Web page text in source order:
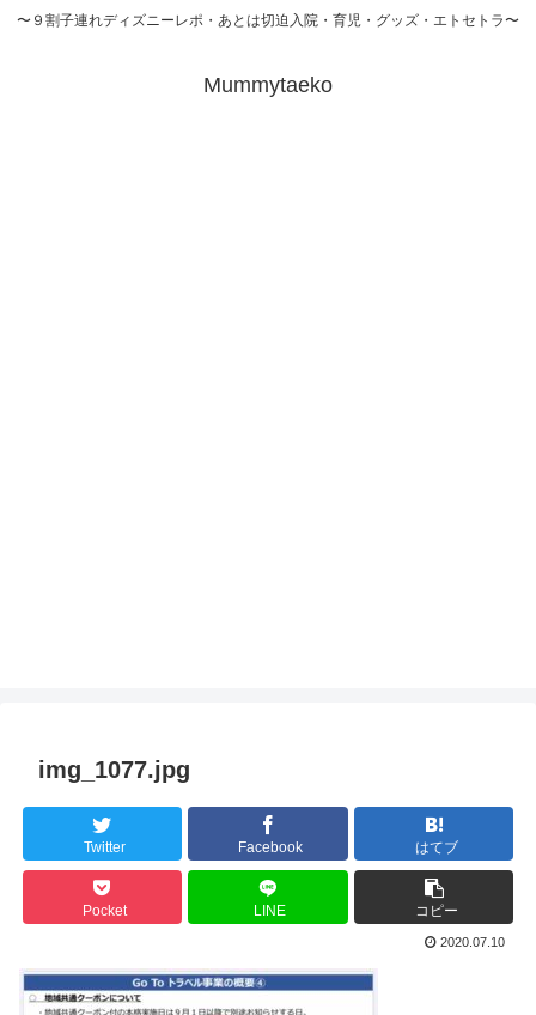
〜９割子連れディズニーレポ・あとは切迫入院・育児・グッズ・エトセトラ〜
Mummytaeko
img_1077.jpg
Twitter Facebook はてブ
Pocket LINE コピー
2020.07.10